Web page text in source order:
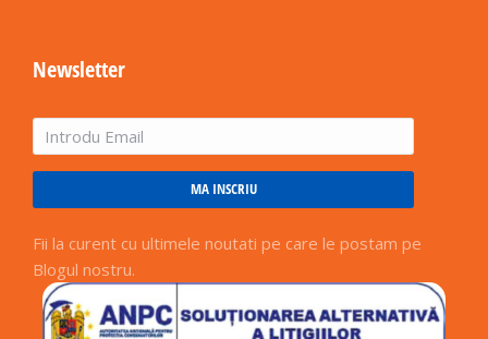
Newsletter
MA INSCRIU
Fii la curent cu ultimele noutati pe care le postam pe
Blogul nostru.